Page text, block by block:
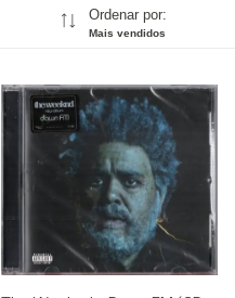
Ordenar por:
Mais vendidos